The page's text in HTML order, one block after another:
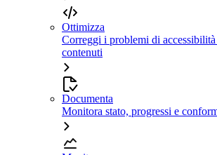
Ottimizza
Correggi i problemi di
contenuti
Documenta
Monitora stato, progressi e